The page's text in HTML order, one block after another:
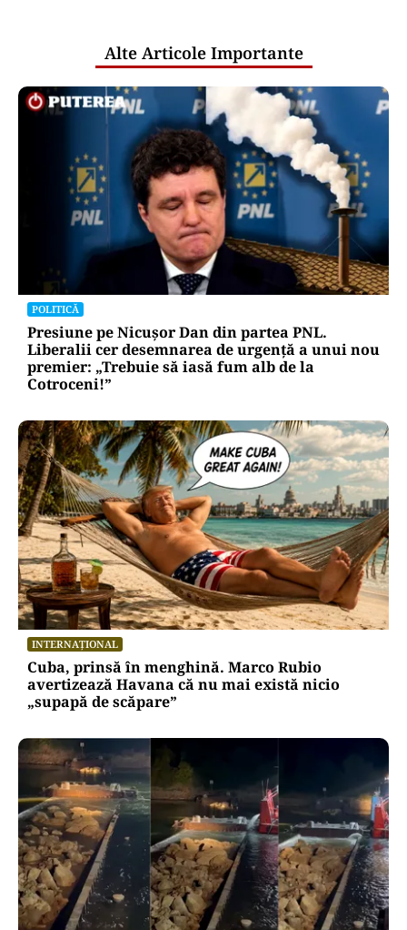
Alte Articole Importante
POLITICĂ
Presiune pe Nicușor Dan din partea PNL.
Liberalii cer desemnarea de urgență a unui nou
premier: „Trebuie să iasă fum alb de la
Cotroceni!”
INTERNAȚIONAL
Cuba, prinsă în menghină. Marco Rubio
avertizează Havana că nu mai există nicio
„supapă de scăpare”